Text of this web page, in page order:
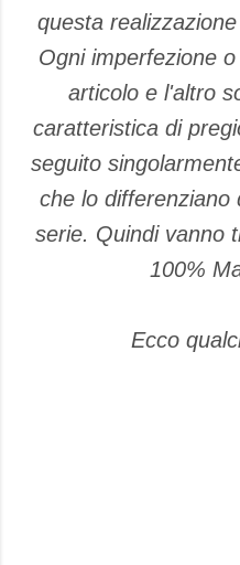
questa
Ogni imperfezione
articolo e l'altro
caratteristica di
seguito
che lo
serie. Quindi vanno
100%
Ecco